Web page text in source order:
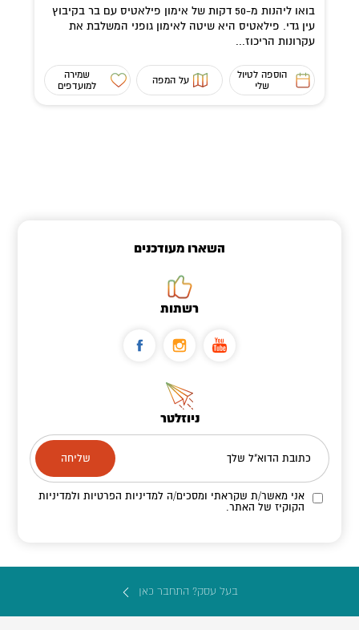
בואו ליהנות מ-50 דקות של אימון פילאטיס עם בר בקיבוץ
עין גדי. פילאטיס היא שיטה לאימון גופני המשלבת את
עקרונות הריכוז...
הוספה לטיול
שלי
על המפה
שמירה
למועדפים
השארו מעודכנים
רשתות
ניוזלטר
כתובת הדוא"ל שלך
אני מאשר/ת שקראתי ומסכים/הלמדיניות הפרטיות ולמדיניות
הקוקיז של האתר.
בעל עסק? התחבר כאן